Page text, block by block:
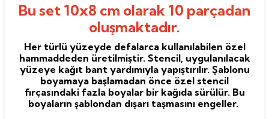
Bu set 10x8 cm olarak 10 parçadan
oluşmaktadır.
Her türlü yüzeyde defalarca kullanılabilen özel
hammaddeden üretilmiştir. Stencil, uygulanılacak
yüzeye kağıt bant yardımıyla yapıştırılır. Şablonu
boyamaya başlamadan önce özel stencil
fırçasındaki fazla boyalar bir kağıda sürülür. Bu
boyaların şablondan dışarı taşmasını engeller.